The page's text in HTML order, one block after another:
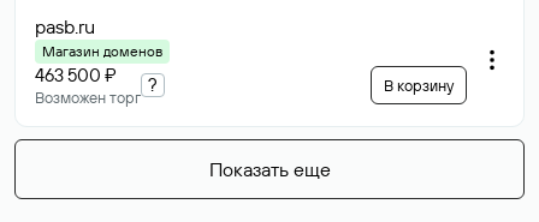
pasb.ru
Магазин доменов
463 500 ₽
Возможен торг
? В корзину
Показать еще